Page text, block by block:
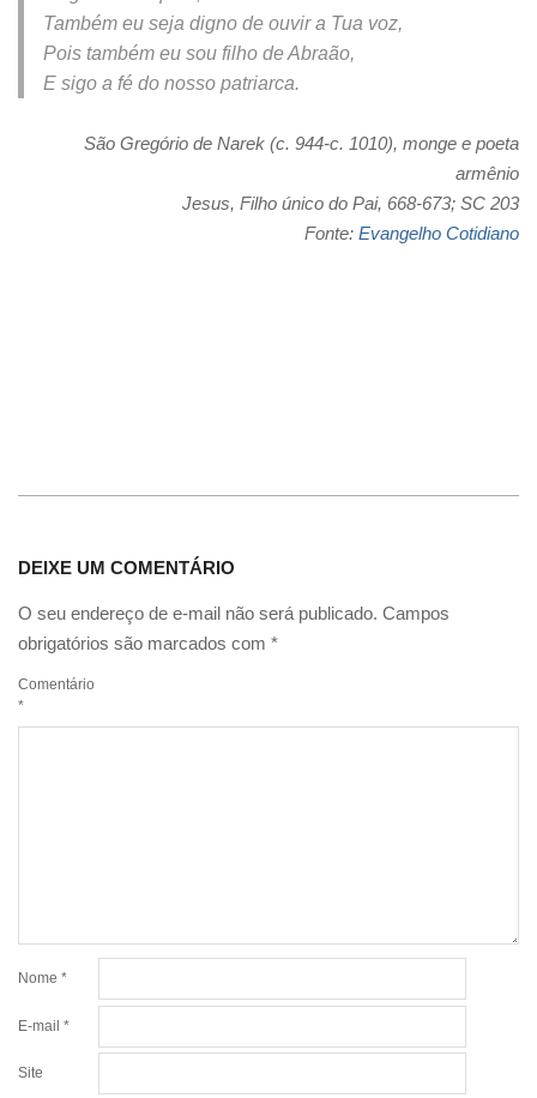
Também eu seja digno de ouvir a Tua voz,
Pois também eu sou filho de Abraão,
E sigo a fé do nosso patriarca.
São Gregório de Narek (c. 944-c. 1010), monge e poeta
armênio
Jesus, Filho único do Pai, 668-673; SC 203
Fonte: Evangelho Cotidiano
DEIXE UM COMENTÁRIO
O seu endereço de e-mail não será publicado. Campos
obrigatórios são marcados com *
Comentário
*
Nome *
E-mail *
Site